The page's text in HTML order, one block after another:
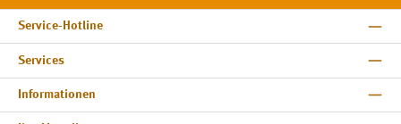
Service-Hotline
Services
Informationen